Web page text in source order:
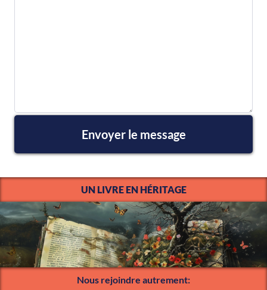
Envoyer le message
UN LIVRE EN HÉRITAGE
Nous rejoindre autrement: